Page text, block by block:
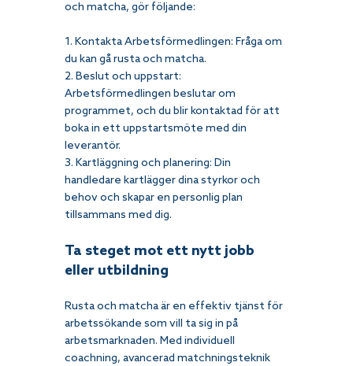
och matcha, gör följande:
1. Kontakta Arbetsförmedlingen: Fråga om
du kan gå rusta och matcha.
2. Beslut och uppstart:
Arbetsförmedlingen beslutar om
programmet, och du blir kontaktad för att
boka in ett uppstartsmöte med din
leverantör.
3. Kartläggning och planering: Din
handledare kartlägger dina styrkor och
behov och skapar en personlig plan
tillsammans med dig.
Ta steget mot ett nytt jobb
eller utbildning
Rusta och matcha är en effektiv tjänst för
arbetssökande som vill ta sig in på
arbetsmarknaden. Med individuell
coachning, avancerad matchningsteknik